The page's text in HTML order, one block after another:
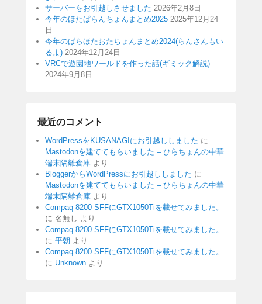
サーバーをお引越しさせました 2026年2月8日
今年のほたぱらんちょんまとめ2025 2025年12月24
日
今年のぱらほたおたちょんまとめ2024(らんさんもい
るよ) 2024年12月24日
VRCで遊園地ワールドを作った話(ギミック解説)
2024年9月8日
最近のコメント
WordPressをKUSANAGIにお引越ししました に
Mastodonを建ててもらいました – ひらちょんの中華
端末隔離倉庫 より
BloggerからWordPressにお引越ししました に
Mastodonを建ててもらいました – ひらちょんの中華
端末隔離倉庫 より
Compaq 8200 SFFにGTX1050Tiを載せてみました。
に 名無し より
Compaq 8200 SFFにGTX1050Tiを載せてみました。
に 平朝 より
Compaq 8200 SFFにGTX1050Tiを載せてみました。
に Unknown より